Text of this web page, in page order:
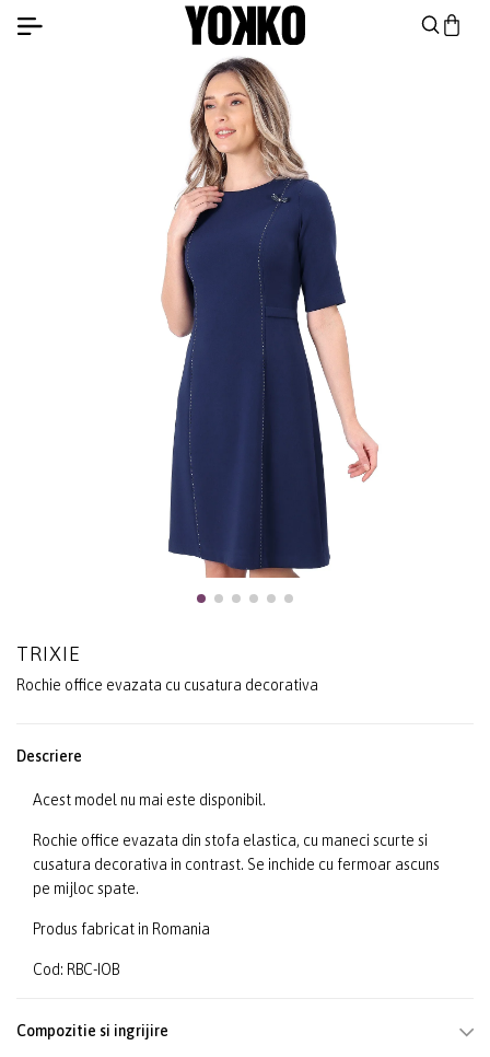
TRIXIE
Rochie office evazata cu cusatura decorativa
Descriere
Acest model nu mai este disponibil.
Rochie office evazata din stofa elastica, cu maneci scurte si
cusatura decorativa in contrast. Se inchide cu fermoar ascuns
pe mijloc spate.
Produs fabricat in Romania
Cod: RBC-IOB
Compozitie si ingrijire